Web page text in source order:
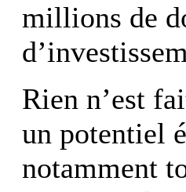
millions de
Rien n’est
un potentiel
notamment